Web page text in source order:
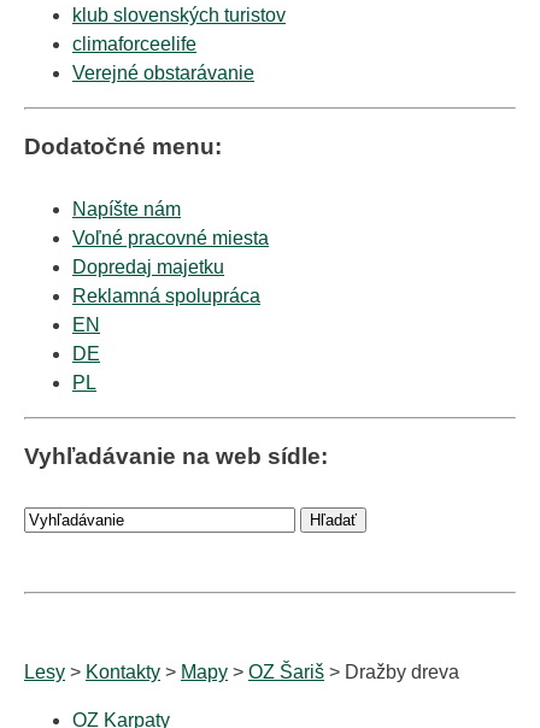
klub slovenských turistov
climaforceelife
Verejné obstarávanie
Dodatočné menu:
Napíšte nám
Voľné pracovné miesta
Dopredaj majetku
Reklamná spolupráca
EN
DE
PL
Vyhľadávanie na web sídle:
Lesy > Kontakty > Mapy > OZ Šariš > Dražby dreva
OZ Karpaty